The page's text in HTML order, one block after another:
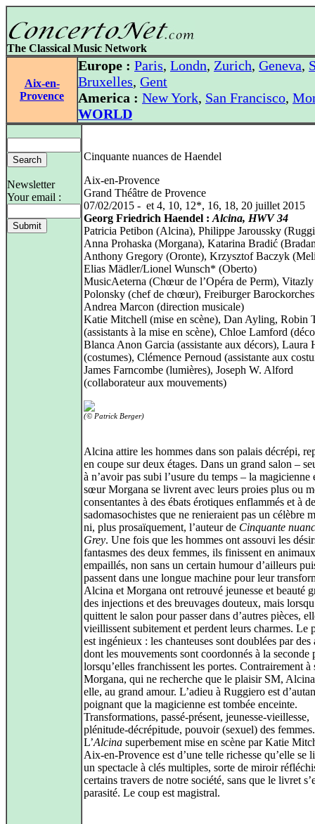
The Classical Music Network
Aix-en-
Provence
Europe : Paris, Londn, Zurich, Geneva,
Bruxelles, Gent
America : New York, San Francisco,
WORLD
Newsletter
Your email :
Cinquante nuances de Haendel
Aix-en-Provence
Grand Théâtre de Provence
07/02/2015 - et 4, 10, 12*, 16, 18, 20 juillet 2015
Georg Friedrich Haendel : Alcina, HWV 34
Patricia Petibon (Alcina), Philippe Jaroussky
Anna Prohaska (Morgana), Katarina Bradić
Anthony Gregory (Oronte), Krzysztof Baczyk
Elias Mädler/Lionel Wunsch* (Oberto)
MusicAeterna (Chœur de l’Opéra de Perm), Vitazly
Polonsky (chef de chœur), Freiburger
Andrea Marcon (direction musicale)
Katie Mitchell (mise en scène), Dan Ayling, Robin
(assistants à la mise en scène), Chloe Lamford
Blanca Anon Garcia (assistante aux décors), Laura
(costumes), Clémence Pernoud (assistante aux
James Farncombe (lumières), Joseph W. Alford
(collaborateur aux mouvements)
(© Patrick Berger)
Alcina attire les hommes dans son palais décrépi,
en coupe sur deux étages. Dans un grand salon –
à n’avoir pas subi l’usure du temps – la magicienne
sœur Morgana se livrent avec leurs proies plus ou
consentantes à des ébats érotiques enflammés et à
sadomasochistes que ne renieraient pas un célèbre
ni, plus prosaïquement, l’auteur de Cinquante
Grey. Une fois que les hommes ont assouvi les
fantasmes des deux femmes, ils finissent en animaux
empaillés, non sans un certain humour d’ailleurs
passent dans une longue machine pour leur
Alcina et Morgana ont retrouvé jeunesse et beauté
des injections et des breuvages douteux, mais
quittent le salon pour passer dans d’autres pièces,
vieillissent subitement et perdent leurs charmes. Le
est ingénieux : les chanteuses sont doublées par des
dont les mouvements sont coordonnés à la seconde
lorsqu’elles franchissent les portes. Contrairement
Morgana, qui ne recherche que le plaisir SM,
elle, au grand amour. L’adieu à Ruggiero est
poignant que la magicienne est tombée enceinte.
Transformations, passé-présent, jeunesse-vieillesse,
plénitude-décrépitude, pouvoir (sexuel) des
L’Alcina superbement mise en scène par Katie
Aix-en-Provence est d’une telle richesse qu’elle se
un spectacle à clés multiples, sorte de miroir
certains travers de notre société, sans que le livret
parasité. Le coup est magistral.